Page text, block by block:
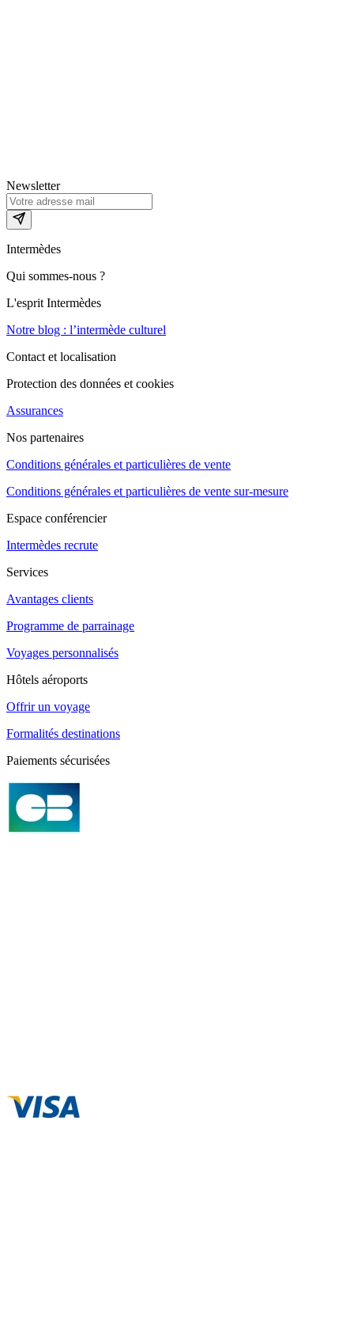
Newsletter
Intermèdes
Qui sommes-nous ?
L'esprit Intermèdes
Notre blog : l’intermède culturel
Contact et localisation
Protection des données et cookies
Assurances
Nos partenaires
Conditions générales et particulières de vente
Conditions générales et particulières de vente sur-mesure
Espace conférencier
Intermèdes recrute
Services
Avantages clients
Programme de parrainage
Voyages personnalisés
Hôtels aéroports
Offrir un voyage
Formalités destinations
Paiements sécurisées